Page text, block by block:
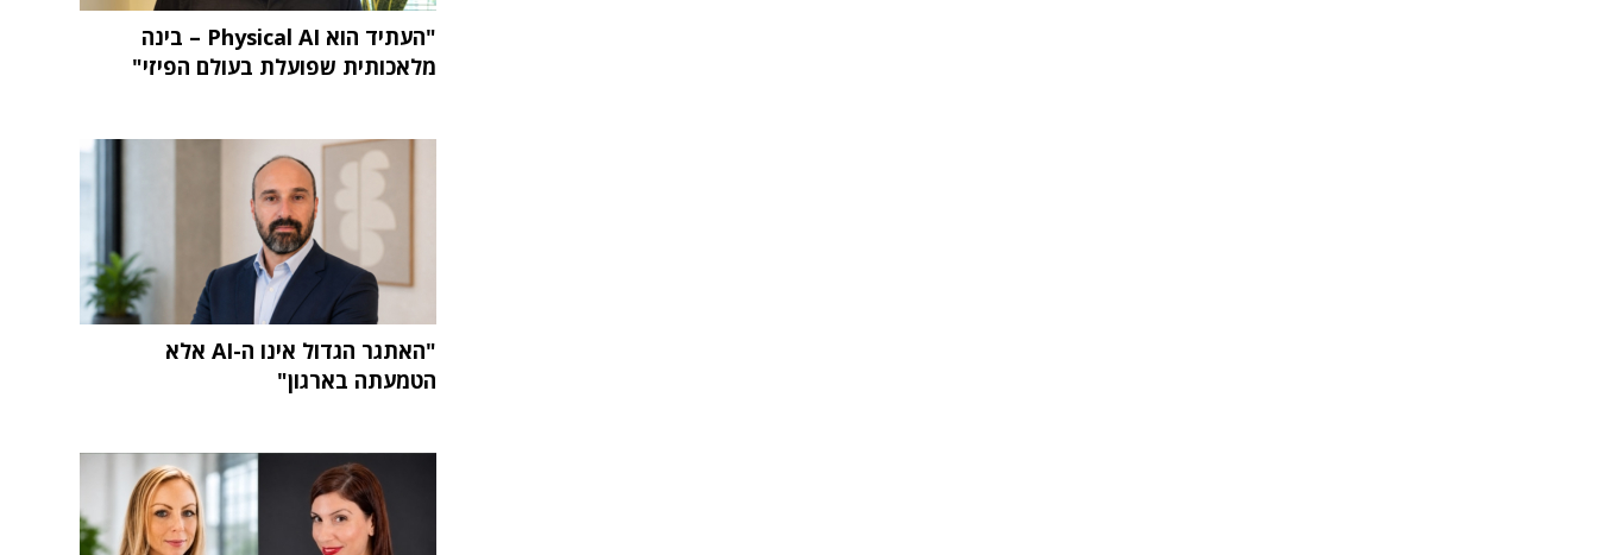
"העתיד הוא Physical AI – בינה
מלאכותית שפועלת בעולם הפיזי"
"האתגר הגדול אינו ה-AI אלא
הטמעתה בארגון"